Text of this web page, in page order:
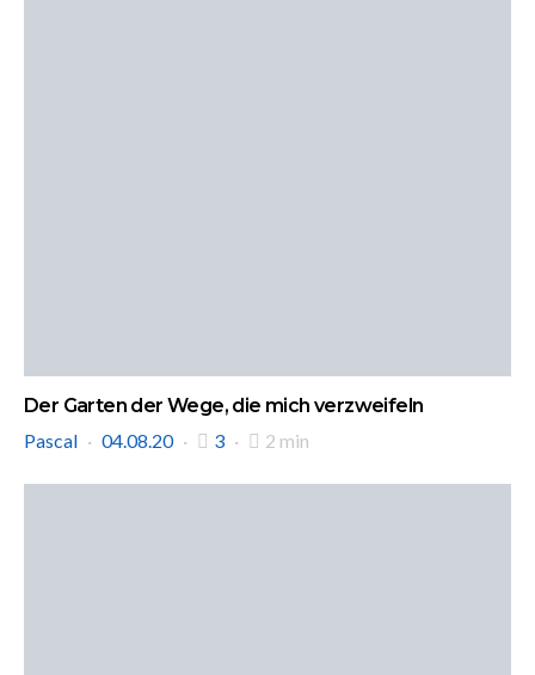
Der Garten der Wege, die mich verzweifeln
Pascal
04.08.20 3 2 min